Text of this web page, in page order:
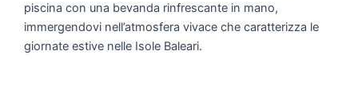
piscina con una bevanda rinfrescante in mano,
immergendovi nell’atmosfera vivace che caratterizza le
giornate estive nelle Isole Baleari.